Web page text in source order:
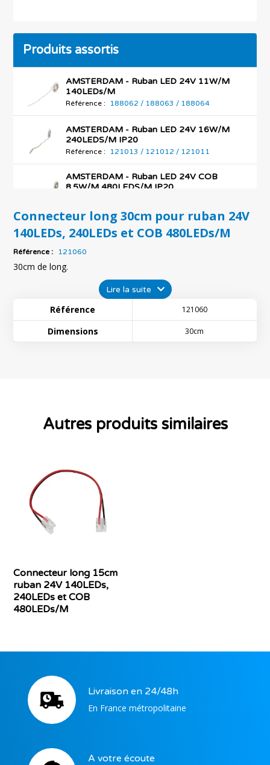
Produits assortis
AMSTERDAM - Ruban LED 24V 11W/M
140LEDs/M
Référence : 188062 / 188063 / 188064
AMSTERDAM - Ruban LED 24V 16W/M
240LEDS/M IP20
Référence : 121013 / 121012 / 121011
AMSTERDAM - Ruban LED 24V COB
8.5W/M 480LEDS/M IP20
Connecteur long 30cm pour ruban 24V
140LEDs, 240LEDs et COB 480LEDs/M
Référence : 121060
30cm de long.
Lire la suite
Référence 121060
Dimensions 30cm
Autres produits similaires
Connecteur long 15cm
ruban 24V 140LEDs,
240LEDs et COB
480LEDs/M
Livraison en 24/48h
En France métropolitaine
A votre écoute